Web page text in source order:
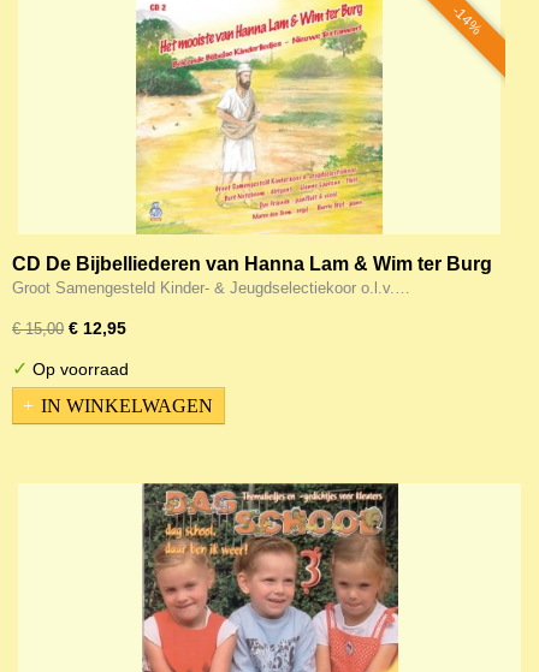
-14%
CD De Bijbelliederen van Hanna Lam & Wim ter Burg
(2) NT
Groot Samengesteld Kinder- & Jeugdselectiekoor o.l.v.…
€ 15,00 € 12,95
✓ Op voorraad
IN WINKELWAGEN